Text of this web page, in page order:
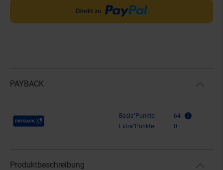
PAYBACK
Payback Punkte Basis°Punkte:
64
Extra°Punkte:
0
Produktbeschreibung